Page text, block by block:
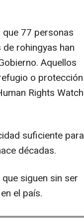
77 personas
rohingyas han
Aquellos
o protección
Rights Watch
suficiente para
décadas.
siguen sin ser
el país.